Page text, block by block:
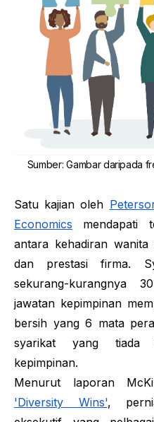
Sumber: Gambar daripada
Satu kajian oleh
Economics mendapati
antara kehadiran wanita
dan prestasi firma.
sekurang-kurangnya
jawatan kepimpinan
bersih yang 6 mata
syarikat yang tiada
kepimpinan.
Menurut laporan
'Diversity Wins',